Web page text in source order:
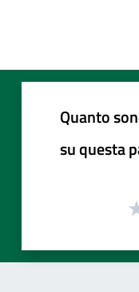
Quanto
su questa